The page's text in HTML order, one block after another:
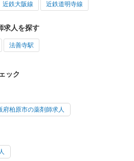
近鉄大阪線 近鉄道明寺線
求人を探す
法善寺駅
ック
府柏原市の薬剤師求人